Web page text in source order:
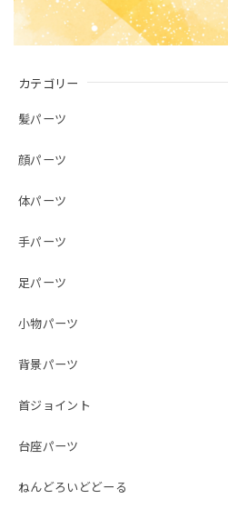
カテゴリー
髪パーツ
顔パーツ
体パーツ
手パーツ
足パーツ
小物パーツ
背景パーツ
首ジョイント
台座パーツ
ねんどろいどどーる